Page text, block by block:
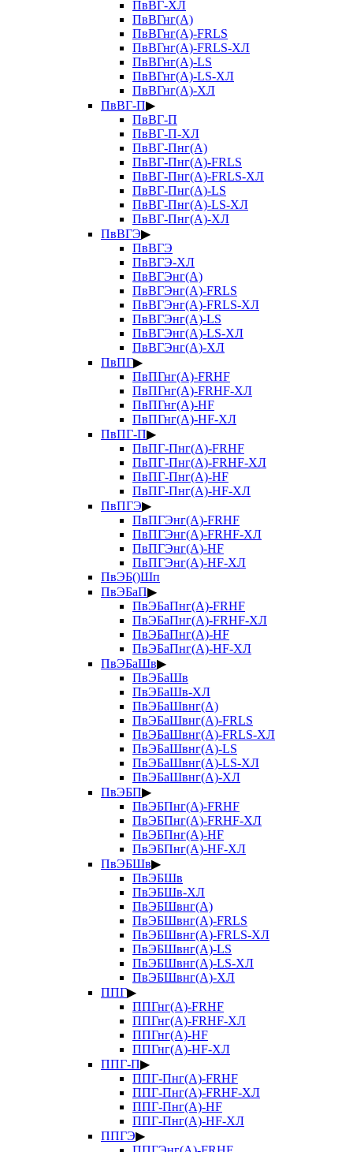
ПвВГ-ХЛ
ПвВГнг(А)
ПвВГнг(А)-FRLS
ПвВГнг(А)-FRLS-ХЛ
ПвВГнг(А)-LS
ПвВГнг(А)-LS-ХЛ
ПвВГнг(А)-ХЛ
ПвВГ-П▶
ПвВГ-П
ПвВГ-П-ХЛ
ПвВГ-Пнг(А)
ПвВГ-Пнг(А)-FRLS
ПвВГ-Пнг(А)-FRLS-ХЛ
ПвВГ-Пнг(А)-LS
ПвВГ-Пнг(А)-LS-ХЛ
ПвВГ-Пнг(А)-ХЛ
ПвВГЭ▶
ПвВГЭ
ПвВГЭ-ХЛ
ПвВГЭнг(А)
ПвВГЭнг(А)-FRLS
ПвВГЭнг(А)-FRLS-ХЛ
ПвВГЭнг(А)-LS
ПвВГЭнг(А)-LS-ХЛ
ПвВГЭнг(А)-ХЛ
ПвПГ▶
ПвПГнг(А)-FRHF
ПвПГнг(А)-FRHF-ХЛ
ПвПГнг(А)-HF
ПвПГнг(А)-HF-ХЛ
ПвПГ-П▶
ПвПГ-Пнг(А)-FRHF
ПвПГ-Пнг(А)-FRHF-ХЛ
ПвПГ-Пнг(А)-HF
ПвПГ-Пнг(А)-HF-ХЛ
ПвПГЭ▶
ПвПГЭнг(А)-FRHF
ПвПГЭнг(А)-FRHF-ХЛ
ПвПГЭнг(А)-HF
ПвПГЭнг(А)-HF-ХЛ
ПвЭБ()Шп
ПвЭБаП▶
ПвЭБаПнг(А)-FRHF
ПвЭБаПнг(А)-FRHF-ХЛ
ПвЭБаПнг(А)-HF
ПвЭБаПнг(А)-HF-ХЛ
ПвЭБаШв▶
ПвЭБаШв
ПвЭБаШв-ХЛ
ПвЭБаШвнг(А)
ПвЭБаШвнг(А)-FRLS
ПвЭБаШвнг(А)-FRLS-ХЛ
ПвЭБаШвнг(А)-LS
ПвЭБаШвнг(А)-LS-ХЛ
ПвЭБаШвнг(А)-ХЛ
ПвЭБП▶
ПвЭБПнг(А)-FRHF
ПвЭБПнг(А)-FRHF-ХЛ
ПвЭБПнг(А)-HF
ПвЭБПнг(А)-HF-ХЛ
ПвЭБШв▶
ПвЭБШв
ПвЭБШв-ХЛ
ПвЭБШвнг(А)
ПвЭБШвнг(А)-FRLS
ПвЭБШвнг(А)-FRLS-ХЛ
ПвЭБШвнг(А)-LS
ПвЭБШвнг(А)-LS-ХЛ
ПвЭБШвнг(А)-ХЛ
ППГ▶
ППГнг(А)-FRHF
ППГнг(А)-FRHF-ХЛ
ППГнг(А)-HF
ППГнг(А)-HF-ХЛ
ППГ-П▶
ППГ-Пнг(А)-FRHF
ППГ-Пнг(А)-FRHF-ХЛ
ППГ-Пнг(А)-HF
ППГ-Пнг(А)-HF-ХЛ
ППГЭ▶